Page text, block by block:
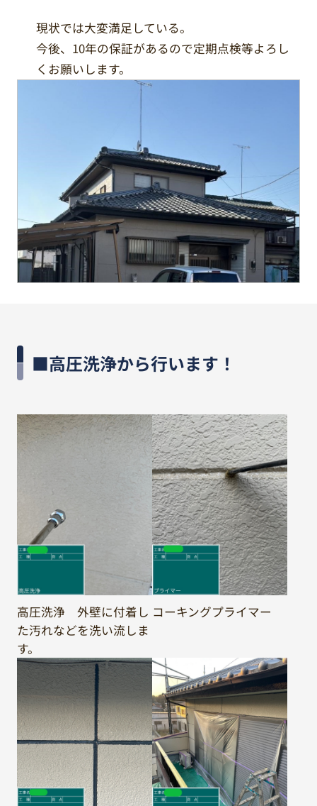
現状では大変満足している。
今後、10年の保証があるので定期点検等よろし
くお願いします。
■高圧洗浄から行います！
高圧洗浄 外壁に付着し
た汚れなどを洗い流しま
す。
コーキングプライマー